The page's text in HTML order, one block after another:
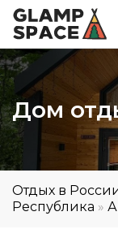
Дом
Отдых в
Республика »